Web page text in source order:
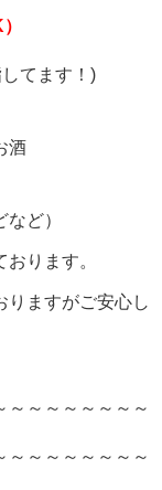
てます！)
酒
ど）
ります。
りますがご安心し
～～～～～～～～
～～～～～～～～